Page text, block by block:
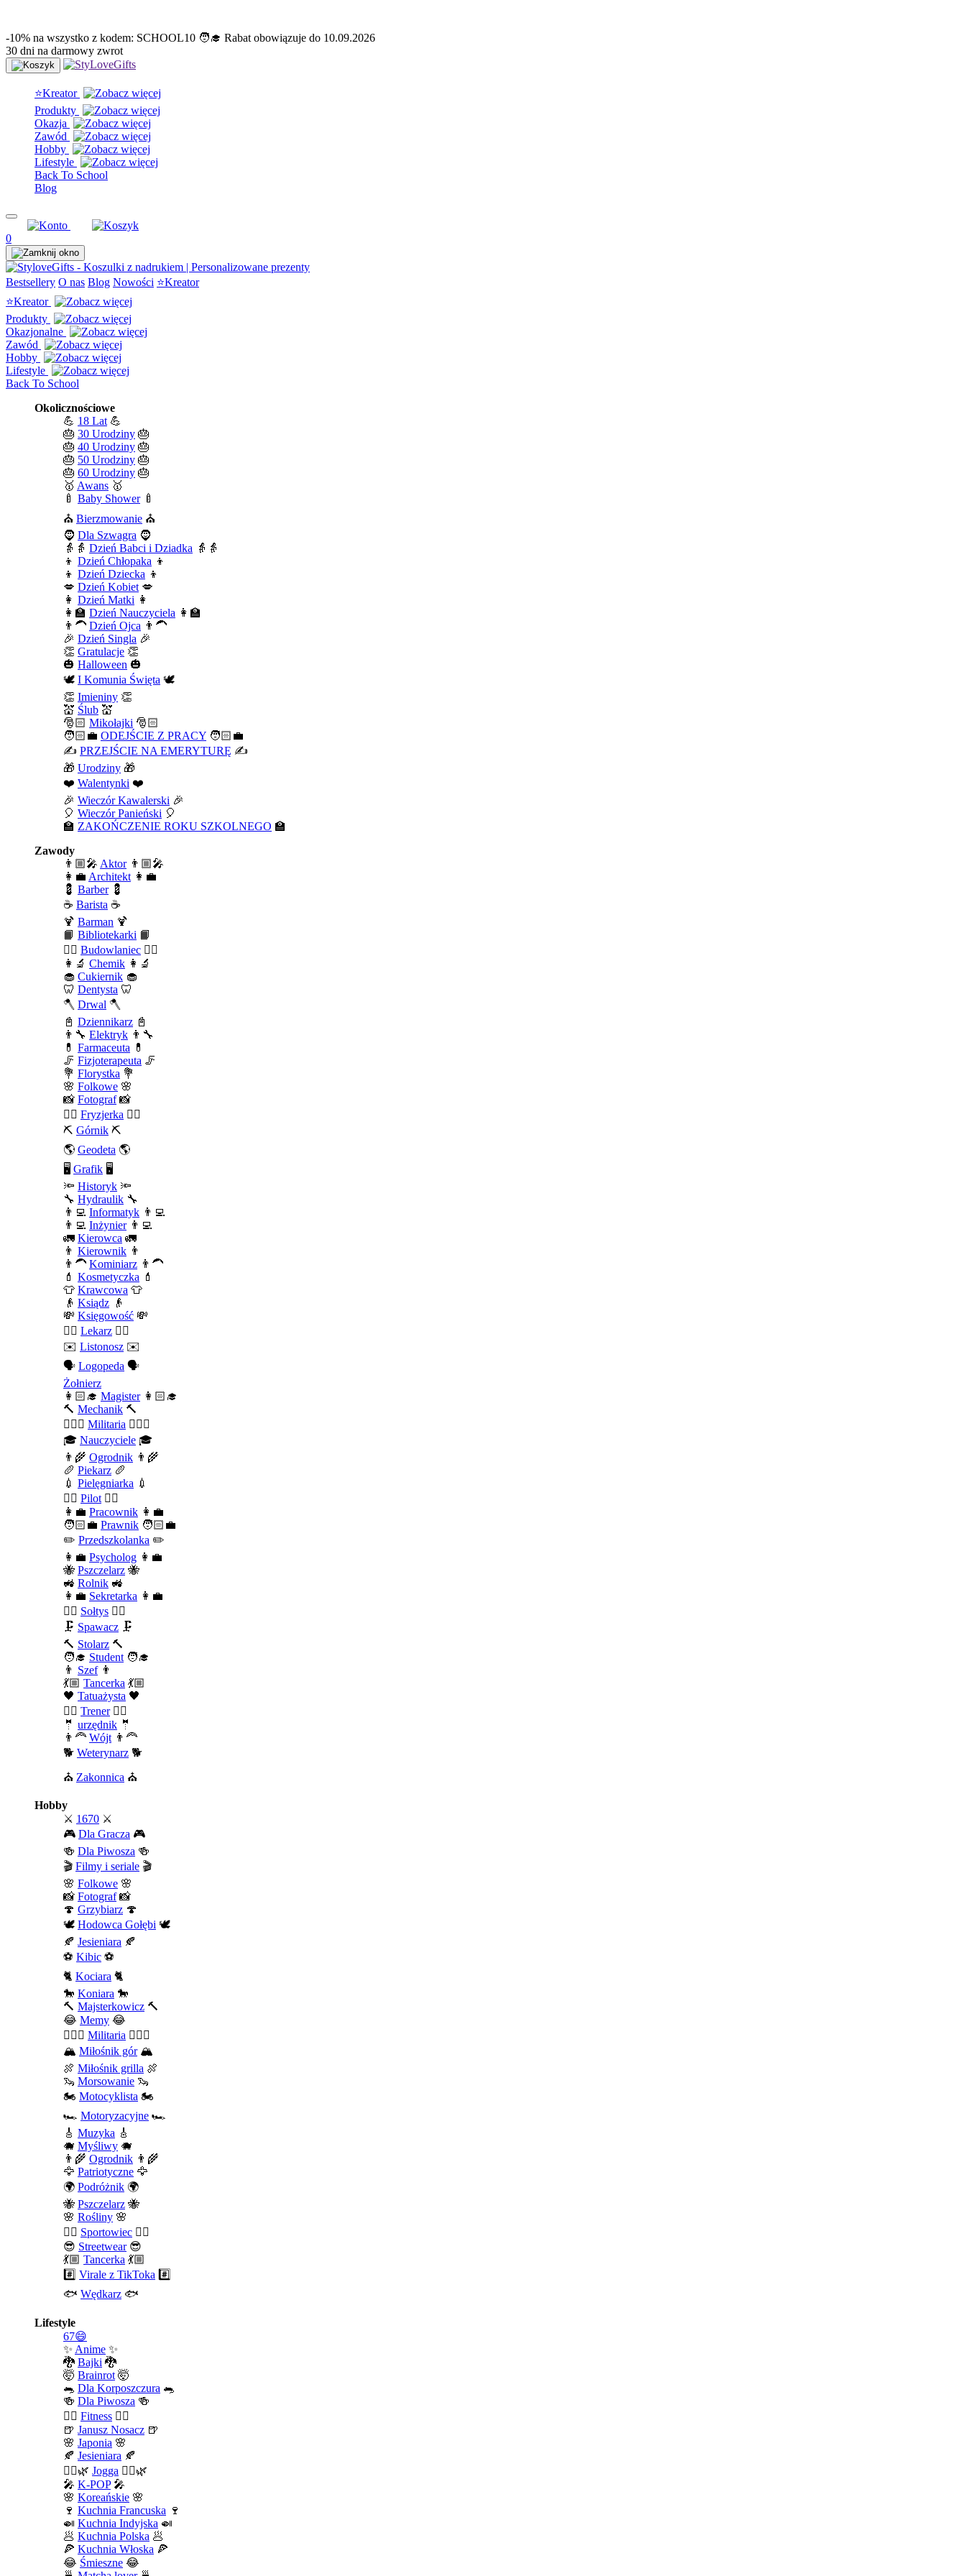
-10% na wszystko z kodem: SCHOOL10 🧑‍🎓 Rabat obowiązuje do 10.09.2026
30 dni na darmowy zwrot
⭐Kreator
Produkty
Okazja
Zawód
Hobby
Lifestyle
Back To School
Blog
0
Bestsellery O nas Blog Nowości ⭐Kreator
⭐Kreator
Produkty
Okazjonalne
Zawód
Hobby
Lifestyle
Back To School
Okolicznościowe
💪 18 Lat 💪
🎂 30 Urodziny 🎂
🎂 40 Urodziny 🎂
🎂 50 Urodziny 🎂
🎂 60 Urodziny 🎂
🥇 Awans 🥇
🍼 Baby Shower🍼
⛪ Bierzmowanie ⛪
🧔 Dla Szwagra 🧔
👵👵 Dzień Babci i Dziadka 👵👵
👦 Dzień Chłopaka 👦
👦 Dzień Dziecka 👦
💋 Dzień Kobiet 💋
👩 Dzień Matki 👩
👩‍🏫 Dzień Nauczyciela 👩‍🏫
👨‍🦱 Dzień Ojca 👨‍🦱
🎉 Dzień Singla 🎉
👏 Gratulacje 👏
🎃 Halloween 🎃
🕊️ I Komunia Święta 🕊️
👏 Imieniny 👏
💒 Ślub 💒
🎅🏻 Mikołajki 🎅🏻
🧑🏻‍💼 ODEJŚCIE Z PRACY 🧑🏻‍💼
✍️ PRZEJŚCIE NA EMERYTURĘ ✍️
🎁 Urodziny 🎁
❤️ Walentynki ❤️
🎉 Wieczór Kawalerski 🎉
🎈 Wieczór Panieński 🎈
🏫 ZAKOŃCZENIE ROKU SZKOLNEGO 🏫
Zawody
👨🏼‍🎤 Aktor👨🏼‍🎤
👩‍💼 Architekt 👩‍💼
💈 Barber💈
☕ Barista ☕
🍹 Barman 🍹
📙 Bibliotekarki 📙
👷‍♂️ Budowlaniec 👷‍♂️
👩‍🔬 Chemik 👩‍🔬
🧁 Cukiernik 🧁
🦷 Dentysta 🦷
🪓 Drwal 🪓
📓 Dziennikarz 📓
👨‍🔧 Elektryk 👨‍🔧
💊 Farmaceuta 💊
🦵 Fizjoterapeuta 🦵
💐 Florystka 💐
🌸 Folkowe 🌸
📸 Fotograf📸
💇‍♀️ Fryzjerka 💇‍♀️
⛏️ Górnik ⛏️
🌎 Geodeta 🌎
🖥️ Grafik 🖥️
🔦 Historyk 🔦
🔧 Hydraulik 🔧
👨‍💻 Informatyk 👨‍💻
👨‍💻 Inżynier👨‍💻
🚛 Kierowca 🚛
👨 Kierownik 👨
👨‍🦱 Kominiarz 👨‍🦱
💄 Kosmetyczka 💄
👕 Krawcowa 👕
👴 Ksiądz 👴
💸 Księgowość 💸
👨‍⚕️ Lekarz 👨‍⚕️
✉️ Listonosz ✉️
🗣️ Logopeda 🗣️
Żołnierz
👩🏻‍🎓 Magister👩🏻‍🎓
🔨 Mechanik 🔨
💂🏻‍♂️ Militaria 💂🏻‍♂️
🎓 Nauczyciele 🎓
👨‍🌾 Ogrodnik 👨‍🌾
🥖 Piekarz 🥖
💉 Pielęgniarka 💉
👨‍✈️ Pilot 👨‍✈️
👩‍💼 Pracownik 👩‍💼
🧑🏻‍💼 Prawnik 🧑🏻‍💼
✏️ Przedszkolanka ✏️
👩‍💼 Psycholog 👩‍💼
🐝 Pszczelarz 🐝
🚜 Rolnik 🚜
👩‍💼 Sekretarka 👩‍💼
🧍‍♂️ Sołtys 🧍‍♂️
🗜️ Spawacz 🗜️
🔨 Stolarz 🔨
🧑‍🎓 Student 🧑‍🎓
👨 Szef👨
💃🏼 Tancerka 💃🏼
🖤 Tatuażysta 🖤
🏄‍♂️ Trener🏄‍♂️
🤵 urzędnik 🤵
👨‍🦰 Wójt 👨‍🦰
🐕 Weterynarz 🐕
⛪ Zakonnica ⛪
Hobby
⚔️ 1670 ⚔️
🎮 Dla Gracza 🎮
🍻 Dla Piwosza 🍻
🎬 Filmy i seriale 🎬
🌸 Folkowe 🌸
📸 Fotograf📸
🍄 Grzybiarz 🍄
🕊️ Hodowca Gołębi 🕊️
🍂 Jesieniara 🍂
⚽ Kibic ⚽
🐈 Kociara 🐈
🐎 Koniara 🐎
🔨 Majsterkowicz 🔨
😂 Memy 😂
💂🏻‍♂️ Militaria 💂🏻‍♂️
🏔️ Miłośnik gór🏔️
🍖 Miłośnik grilla 🍖
🦦 Morsowanie 🦦
🏍️ Motocyklista 🏍️
🏎️ Motoryzacyjne 🏎️
🎸 Muzyka 🎸
🐗 Myśliwy 🐗
👨‍🌾 Ogrodnik 👨‍🌾
🦅 Patriotyczne 🦅
🌍 Podróżnik 🌍
🐝 Pszczelarz 🐝
🌸 Rośliny 🌸
🤾‍♀️ Sportowiec 🤾‍♀️
😎 Streetwear😎
💃🏼 Tancerka 💃🏼
#️⃣ Virale z TikToka #️⃣
🐟 Wędkarz 🐟
Lifestyle
67😄
✨ Anime ✨
🐉 Bajki 🐉
🤯 Brainrot 🤯
🐀 Dla Korposzczura 🐀
🍻 Dla Piwosza 🍻
🤾‍♀️ Fitness 🤾‍♀️
🍺 Janusz Nosacz 🍺
🌸 Japonia 🌸
🍂 Jesieniara 🍂
🧘‍♀️🌿 Jogga 🧘‍♀️🌿
🎤 K-POP🎤
🌸 Koreańskie 🌸
🍷 Kuchnia Francuska 🍷
🍛 Kuchnia Indyjska 🍛
🥟 Kuchnia Polska 🥟
🍕 Kuchnia Włoska 🍕
😂 Śmieszne 😂